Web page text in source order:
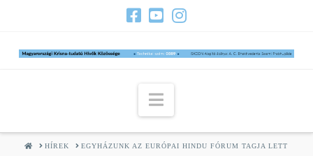
Navigation
HOMEHÍREK EGYHÁZUNK AZ EURÓPAI HINDU FÓRUM TAGJA LETT